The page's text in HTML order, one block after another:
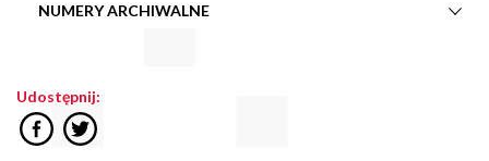
NUMERY ARCHIWALNE
Udostępnij: